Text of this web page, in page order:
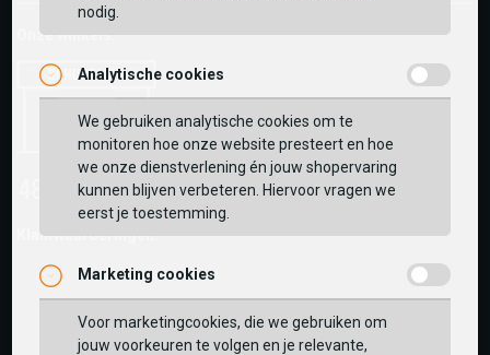
Onze winkels:
Klantwaarderingen:
nodig.
Analytische cookies
We gebruiken analytische cookies om te
monitoren hoe onze website presteert en hoe
we onze dienstverlening én jouw shopervaring
kunnen blijven verbeteren. Hiervoor vragen we
eerst je toestemming.
Marketing cookies
Voor marketingcookies, die we gebruiken om
jouw voorkeuren te volgen en je relevante,